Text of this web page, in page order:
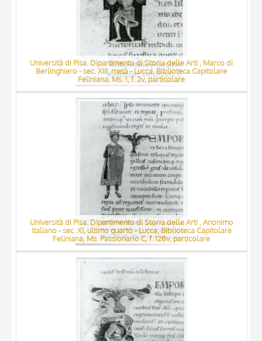
Università di Pisa. Dipartimento di Storia delle Arti , Marco di
Berlinghiero - sec. XIII, metà - Lucca, Biblioteca Capitolare
Feliniana, Ms. 1, f. 2v, particolare
Università di Pisa. Dipartimento di Storia delle Arti , Anonimo
italiano - sec. XI, ultimo quarto - Lucca, Biblioteca Capitolare
Feliniana, Ms. Passionario C, f. 128v, particolare